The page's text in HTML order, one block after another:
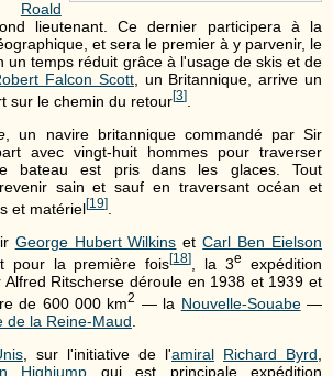
Roald
lieutenant. Ce dernier participera à la
et sera le premier à y parvenir, le
un temps réduit grâce à l'usage de skis et de
Falcon Scott, un Britannique, arrive un
sur le chemin du retour[3]
, un navire britannique commandé par Sir
avec vingt-huit hommes pour traverser
bateau est pris dans les glaces. Tout
sain et sauf en traversant océan et
et matériel[19]
George Hubert Wilkins etCarl Ben Eielson
pour la première fois[18] , la 3e
expédition
Ritscherse déroule en 1938 et 1939 et
de 600 000 km2 — la Nouvelle-Souabe—
de la Reine-Maud
, sur l'initiative de l'amiral Richard Byrd
Highjump qui est principale expédition